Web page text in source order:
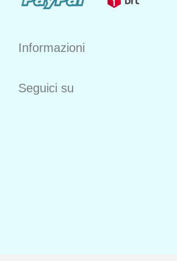
Informazioni
Seguici su